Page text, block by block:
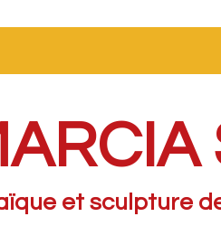
et sculpture